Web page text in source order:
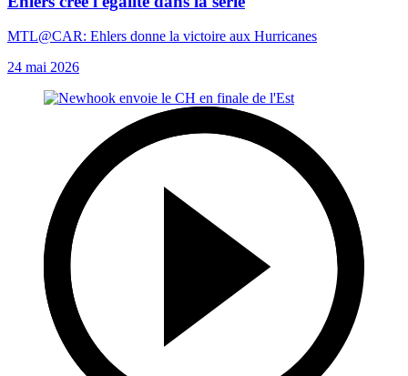
MTL@CAR: Ehlers donne la victoire aux Hurricanes
24 mai 2026